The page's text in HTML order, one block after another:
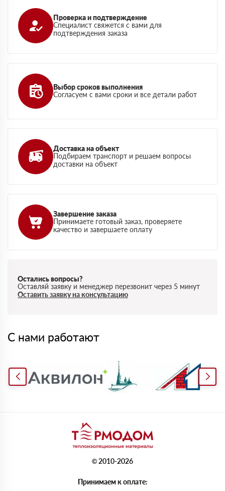
Проверка и подтверждение
Специалист свяжется с вами для
подтверждения заказа
Выбор сроков выполнения
Согласуем с вами сроки и все детали работ
Доставка на объект
Подбираем транспорт и решаем вопросы
доставки на объект
Завершение заказа
Принимаете готовый заказ, проверяете
качество и завершаете оплату
Остались вопросы?
Оставляй заявку и менеджер перезвонит через 5 минут
Оставить заявку на консультацию
С нами работают
© 2010-2026
Принимаем к оплате: